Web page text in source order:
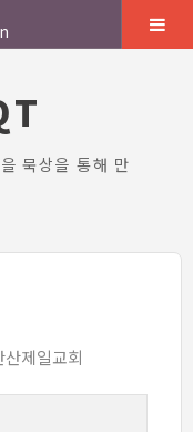
묵상을 통해 만
제일교회